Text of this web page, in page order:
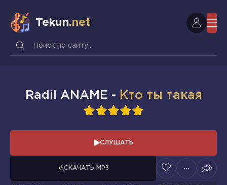
Tekun.net
Radil ANAME - Кто ты такая
5
СЛУШАТЬ
СКАЧАТЬ MP3